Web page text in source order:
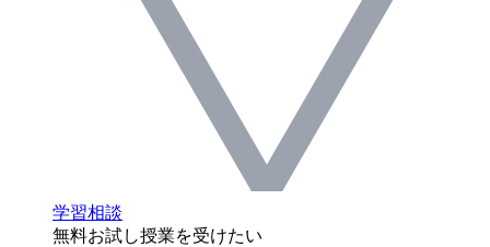
学習相談
無料お試し授業を受けたい